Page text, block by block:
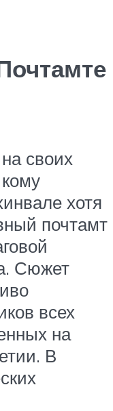
своих
хотя
почтамт
Сюжет
всех
на
В